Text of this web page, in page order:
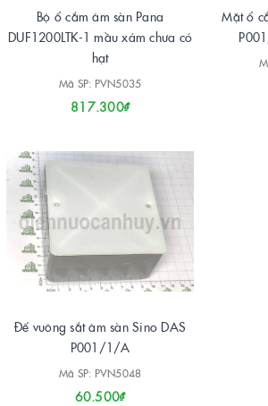
Bộ ổ cắm âm sàn Pana
DUF1200LTK-1 mầu xám chưa có
hạt
Mã SP: PVN5035
817.300₫
Mặt ổ
Đế vuông sắt âm sàn Sino DAS
P001/1/A
Mã SP: PVN5048
60.500₫